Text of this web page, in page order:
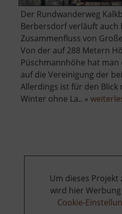
Der Rundwanderweg
Berbersdorf verläuft auch
Zusammenfluss von
Von der auf 288 Metern
Püschmannhöhe hat man
auf die Vereinigung der
Allerdings ist für den
Winter ohne La.. »
Um dieses Projekt
wird hier
Cookie-